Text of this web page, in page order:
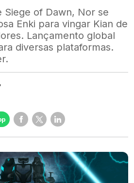
Siege of Dawn, Nor se
Enki para vingar Kian de
Lançamento global
diversas plataformas.